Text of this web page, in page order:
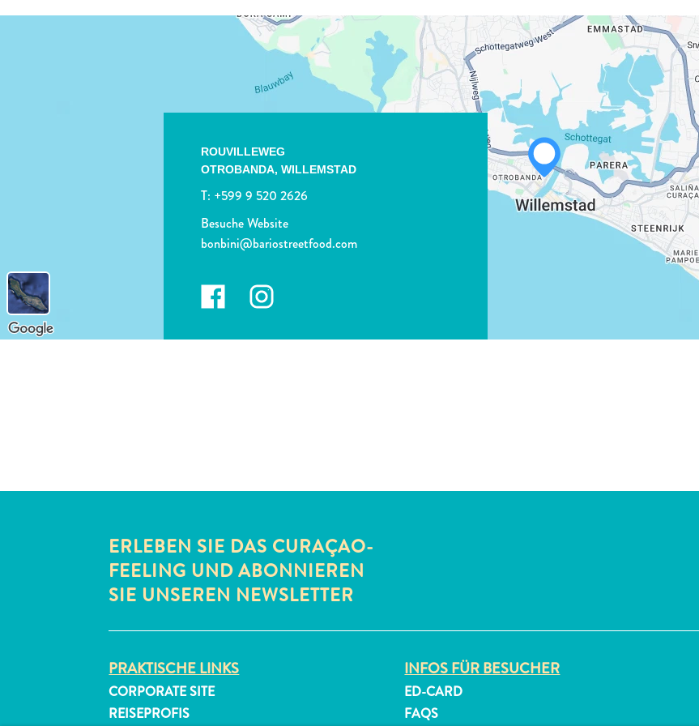
WHATSAPP
ROUVILLEWEG
OTROBANDA,WILLEMSTAD
T: +599 9 520 2626
Besuche Website
bonbini@bariostreetfood.com
ERLEBEN SIE DAS CURAÇAO-
FEELING UND ABONNIEREN
SIE UNSEREN NEWSLETTER
PRAKTISCHE LINKS
CORPORATE SITE
REISEPROFIS
INFOS FÜR BESUCHER
ED-CARD
FAQS